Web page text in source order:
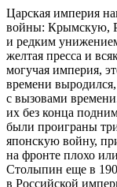
Царская империя
войны: Крымскую,
и редким
желтая пресса и
могучая империя,
времени выродился,
с вызовами
их без конца
были проиграны
японскую войну,
на фронте плохо
Столыпин еще в
в Российской